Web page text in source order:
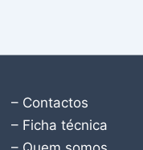
– Contactos
– Ficha técnica